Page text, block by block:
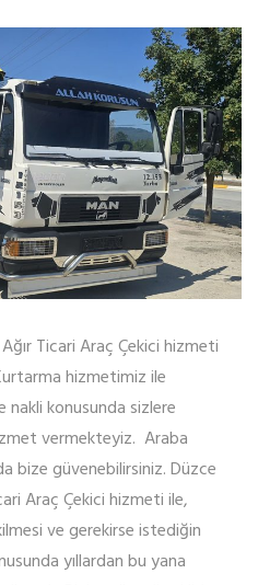
Ticari Araç Çekici hizmeti
hizmetimiz ile
nakli konusunda sizlere
vermekteyiz. Araba
bize güvenebilirsiniz. Düzce
Araç Çekici hizmeti ile,
ve gerekirse istediğin
yıllardan bu yana